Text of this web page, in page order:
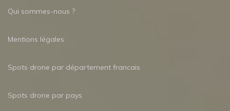
Qui sommes-nous ?
Mentions légales
Spots drone par département francais
Spots drone par pays